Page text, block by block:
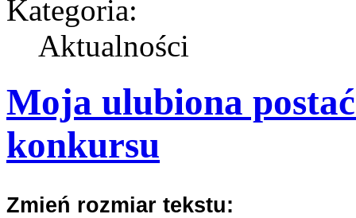
Kategoria:
Aktualności
Moja ulubiona
konkursu
Zmień rozmiar tekstu: